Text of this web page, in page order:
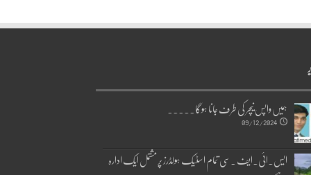
ہمیں واپس نیچر کی طرف جانا ہوگا۔۔۔۔۔
09/12/2024
ایس۔ائی۔ایف ۔سی تمام اسٹیک ہولڈرز پر مشتمل ایک ادارہ